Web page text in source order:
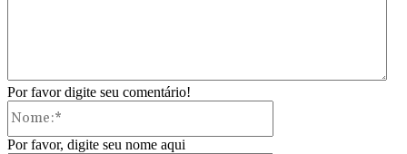
Por favor digite seu comentário!
Por favor, digite seu nome aqui